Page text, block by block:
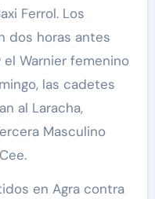
Ferrol. Los
dos horas antes
Warnier femenino
las cadetes
al Laracha,
Masculino
en Agra contra